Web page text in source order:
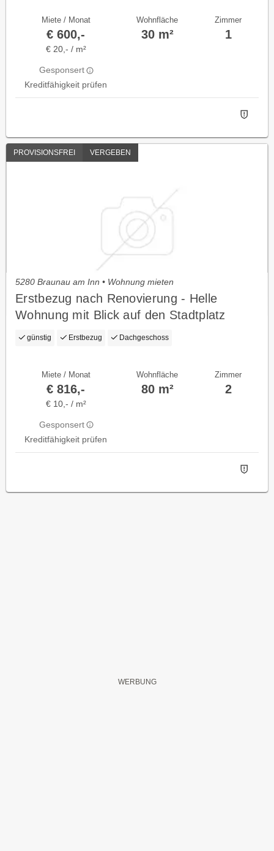
Miete / Monat
€ 600,-
€ 20,- / m²
Gesponsert
Kreditfähigkeit prüfen
Wohnfläche
30 m²
Zimmer
1
PROVISIONSFREI VERGEBEN
5280 Braunau am Inn • Wohnung mieten
Erstbezug nach Renovierung - Helle
Wohnung mit Blick auf den Stadtplatz
günstig Erstbezug Dachgeschoss
Miete / Monat
€ 816,-
€ 10,- / m²
Gesponsert
Kreditfähigkeit prüfen
Wohnfläche
80 m²
Zimmer
2